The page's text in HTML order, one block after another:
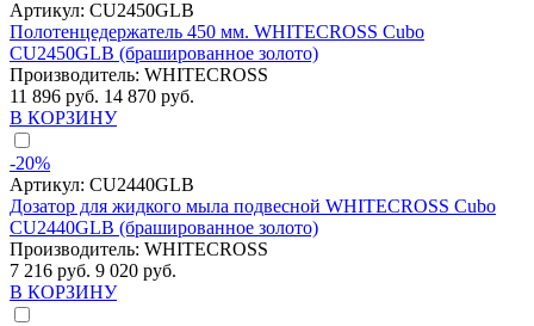
Артикул: CU2450GLB
Полотенцедержатель 450 мм. WHITECROSS Cubo
CU2450GLB (брашированное золото)
Производитель: WHITECROSS
11 896 руб. 14 870 руб.
В КОРЗИНУ
-20%
Артикул: CU2440GLB
Дозатор для жидкого мыла подвесной WHITECROSS Cubo
CU2440GLB (брашированное золото)
Производитель: WHITECROSS
7 216 руб. 9 020 руб.
В КОРЗИНУ